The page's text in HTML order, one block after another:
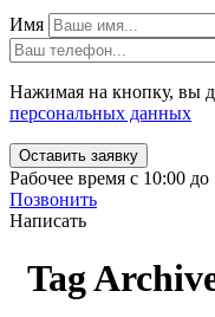
Имя
Нажимая на кнопку, вы
персональных данных
Рабочее время с 10:00
Позвонить
Написать
Tag